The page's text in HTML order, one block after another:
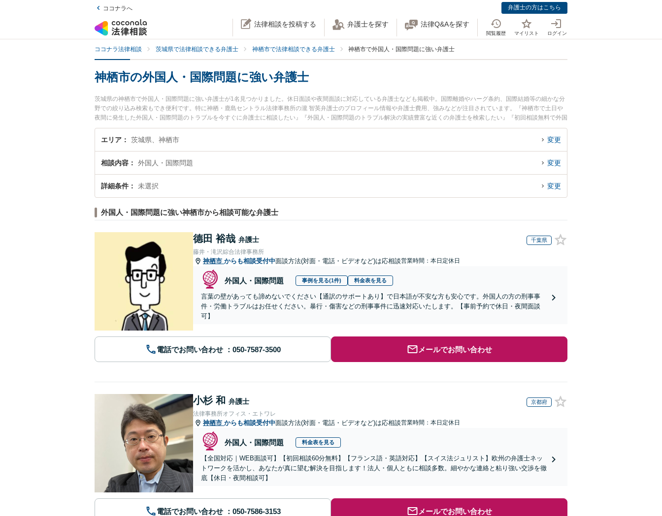
ココナラへ 弁護士の方はこちら
法律相談を投稿する 弁護士を探す 法律Q&Aを探す
閲覧履歴 マイリスト ログイン
ココナラ法律相談 茨城県で法律相談できる弁護士 神栖市で法律相談できる弁護士 神栖市で外国人・国際問題に強い弁護士
神栖市の外国人・国際問題に強い弁護士
茨城県の神栖市で外国人・国際問題に強い弁護士が1名見つかりました。休日面談や夜間面談に対応している弁護士なども掲載中。国際離婚やハーグ条約、国際結婚等の細かな分
野での絞り込み検索もでき便利です。特に神栖・鹿島セントラル法律事務所の瀧 智英弁護士のプロフィール情報や弁護士費用、強みなどが注目されています。『神栖市で土日や
夜間に発生した外国人・国際問題のトラブルを今すぐに弁護士に相談したい』『外国人・国際問題のトラブル解決の実績豊富な近くの弁護士を検索したい』『初回相談無料で外国
人・国際問題を法律相談できる神栖市内の弁護士に相談予約したい』などでお困りの相談者さんにおすすめです。
エリア 茨城県、神栖市 変更
相談内容 外国人・国際問題 変更
詳細条件 未選択 変更
外国人・国際問題に強い神栖市から相談可能な弁護士
德田 裕哉 弁護士 千葉県
藤井・滝沢綜合法律事務所
神栖市 からも相談受付中面談方法(対面・電話・ビデオなど)は応相談営業時間：本日定休日
外国人・国際問題 事例を見る(1件) 料金表を見る
言葉の壁があっても諦めないでください【通訳のサポートあり】で日本語が不安な方も安心です。外国人の方の刑事事
件・労働トラブルはお任せください。暴行・傷害などの刑事事件に迅速対応いたします。【事前予約で休日・夜間面談
可】
電話でお問い合わせ メールでお問い合わせ
小杉 和 弁護士 京都府
法律事務所オフィス・エトワレ
神栖市 からも相談受付中面談方法(対面・電話・ビデオなど)は応相談営業時間：本日定休日
外国人・国際問題 料金表を見る
【全国対応｜WEB面談可】【初回相談60分無料】【フランス語・英語対応】【スイス法ジュリスト】欧州の弁護士ネッ
トワークを活かし、あなたが真に望む解決を目指します！法人・個人ともに相談多数。細やかな連絡と粘り強い交渉を徹
底【休日・夜間相談可】
電話でお問い合わせ メールでお問い合わせ